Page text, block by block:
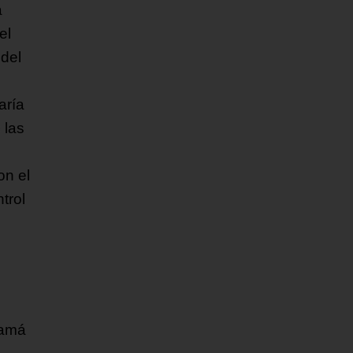
las
el